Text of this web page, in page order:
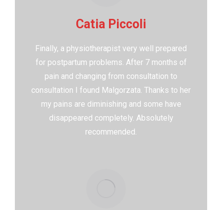
Catia Piccoli
Finally, a physiotherapist very well prepared
for postpartum problems. After 7 months of
pain and changing from consultation to
consultation I found Malgorzata. Thanks to her
my pains are diminishing and some have
disappeared completely. Absolutely
recommended.